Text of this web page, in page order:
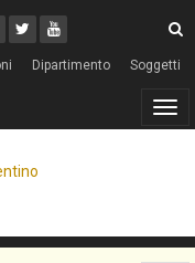
Twitter
Youtube
Dipartimento Soggetti